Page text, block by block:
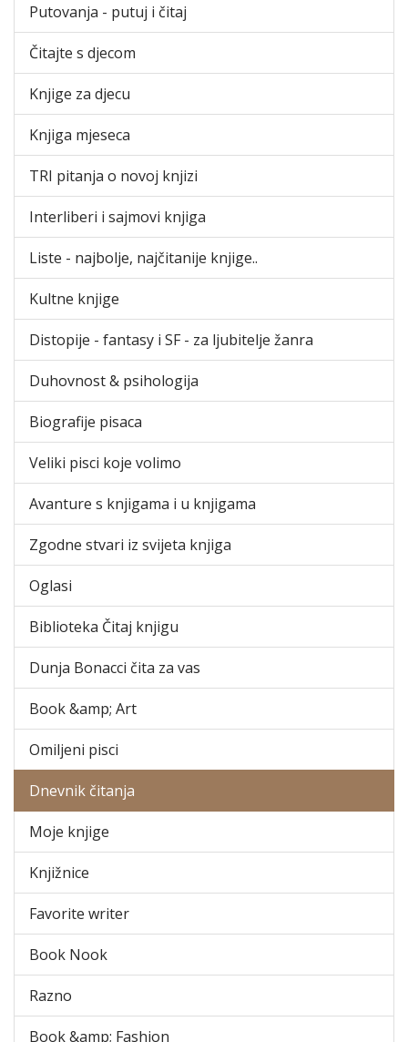
Putovanja - putuj i čitaj
Čitajte s djecom
Knjige za djecu
Knjiga mjeseca
TRI pitanja o novoj knjizi
Interliberi i sajmovi knjiga
Liste - najbolje, najčitanije knjige..
Kultne knjige
Distopije - fantasy i SF - za ljubitelje žanra
Duhovnost & psihologija
Biografije pisaca
Veliki pisci koje volimo
Avanture s knjigama i u knjigama
Zgodne stvari iz svijeta knjiga
Oglasi
Biblioteka Čitaj knjigu
Dunja Bonacci čita za vas
Book &amp; Art
Omiljeni pisci
Dnevnik čitanja
Moje knjige
Knjižnice
Favorite writer
Book Nook
Razno
Book &amp; Fashion